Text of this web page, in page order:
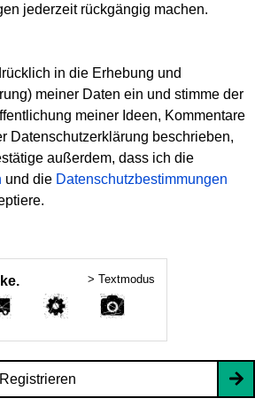
jederzeit rückgängig machen.
in die Erhebung und
meiner Daten ein und stimme der
meiner Ideen, Kommentare
Datenschutzerklärung beschrieben,
außerdem, dass ich die
und die Datenschutzbestimmungen
> Textmodus
Registrieren